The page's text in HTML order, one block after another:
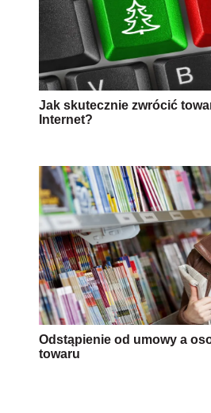
Jak skutecznie zwrócić
Internet?
Odstąpienie od umowy a
towaru